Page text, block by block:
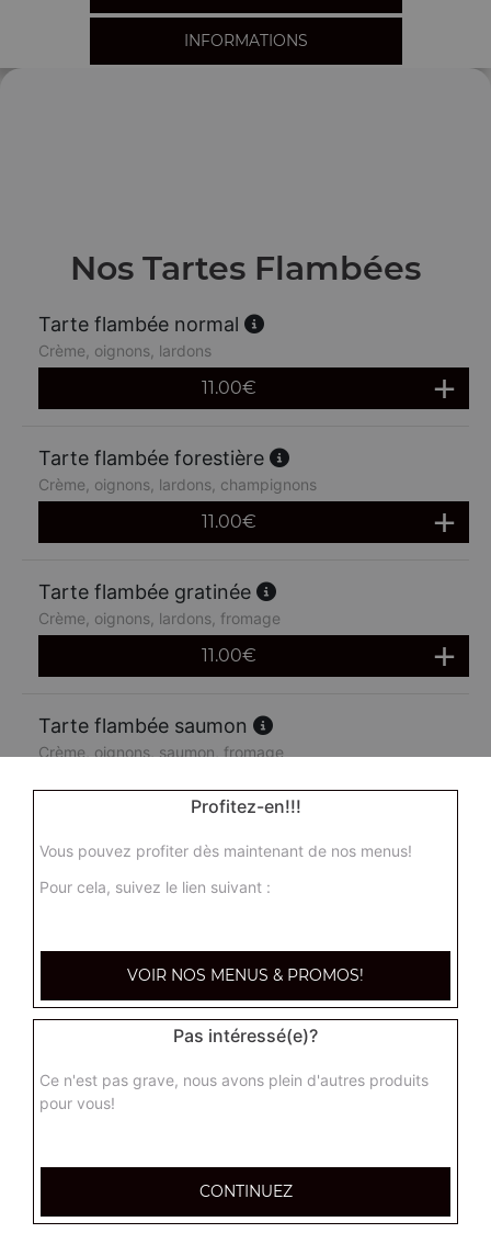
INFORMATIONS
Nos Tartes Flambées
Tarte flambée normal
Crème, oignons, lardons
11.00€
Tarte flambée forestière
Crème, oignons, lardons, champignons
11.00€
Tarte flambée gratinée
Crème, oignons, lardons, fromage
11.00€
Tarte flambée saumon
Crème, oignons, saumon, fromage
11.00€
Profitez-en!!!
Vous pouvez profiter dès maintenant de nos menus!
Pour cela, suivez le lien suivant :
VOIR NOS MENUS & PROMOS!
Pas intéressé(e)?
Ce n'est pas grave, nous avons plein d'autres produits
pour vous!
CONTINUEZ